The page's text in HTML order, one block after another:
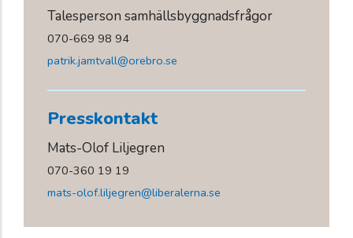
Talesperson samhällsbyggnadsfrågor
070-669 98 94
patrik.jamtvall@orebro.se
Presskontakt
Mats-Olof Liljegren
070-360 19 19
mats-olof.liljegren@liberalerna.se